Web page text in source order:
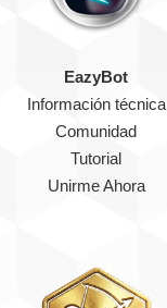
EazyBot
Información técnica
Comunidad
Tutorial
Unirme Ahora